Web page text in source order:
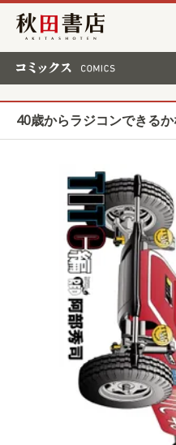
秋田書店
40歳からラジコンできるか